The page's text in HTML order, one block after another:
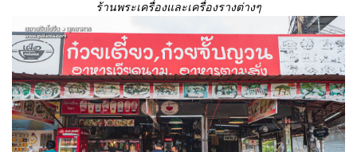
ร้านพระเครื่องและเครื่องรางต่างๆ